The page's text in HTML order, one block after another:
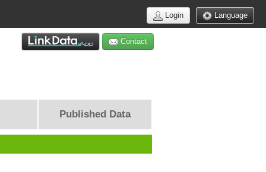
Language
Login
Contact
Published Data